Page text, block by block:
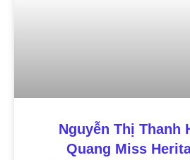
Nguyễn Thị Thanh
Quang Miss